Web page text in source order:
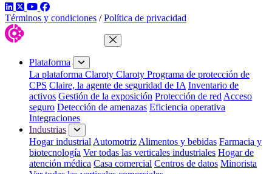
LinkedIn
TwitterYouTube
Facebook
Términos y condiciones / Política de privacidad
Cerrar menú
Plataforma
La plataforma Claroty Claroty Programa de protección de
CPS Claire, la agente de seguridad de IA Inventario de
activos Gestión de la exposición Protección de red Acceso
seguro Detección de amenazas Eficiencia operativa
Integraciones
Industrias
Hogar industrial Automotriz Alimentos y bebidas Farmacia y
biotecnología Ver todas las verticales industriales Hogar de
atención médica Casa comercial Centros de datos Minorista